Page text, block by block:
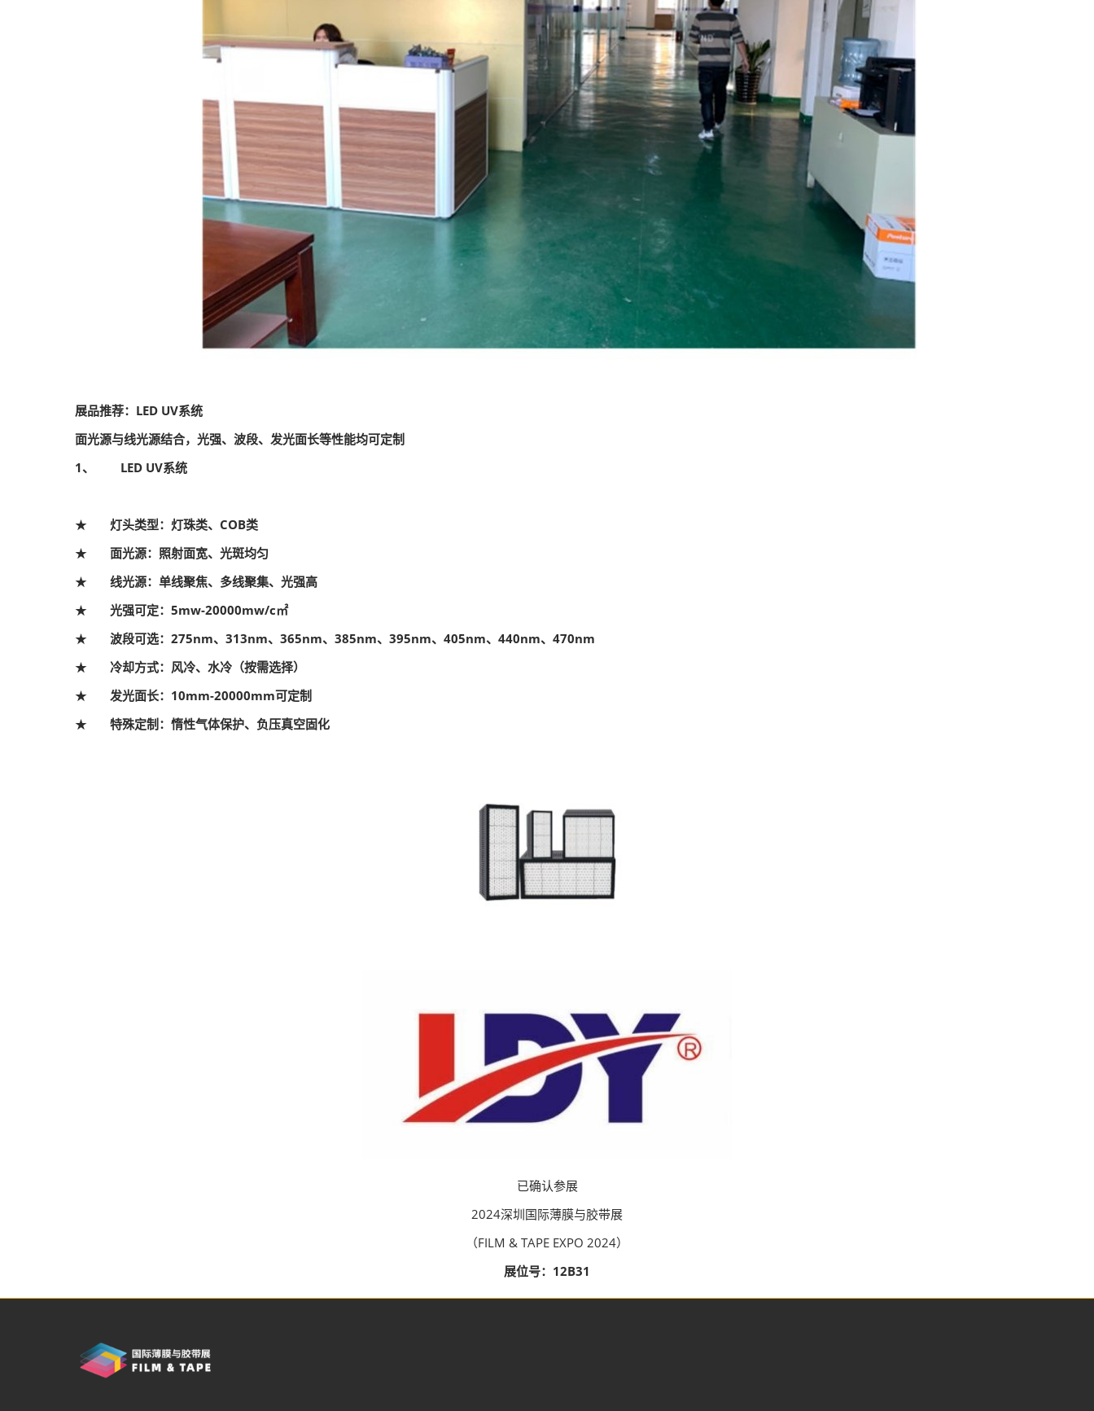
展品推荐：LED UV系统
面光源与线光源结合，光强、波段、发光面长等性能均可定制
1、 LED UV系统
★ 灯头类型：灯珠类、COB类
★ 面光源：照射面宽、光斑均匀
★ 线光源：单线聚焦、多线聚集、光强高
★ 光强可定：5mw-20000mw/c㎡
★ 波段可选：275nm、313nm、365nm、385nm、395nm、405nm、440nm、470nm
★ 冷却方式：风冷、水冷（按需选择）
★ 发光面长：10mm-20000mm可定制
★ 特殊定制：惰性气体保护、负压真空固化
已确认参展
2024深圳国际薄膜与胶带展
（FILM & TAPE EXPO 2024）
展位号：12B31